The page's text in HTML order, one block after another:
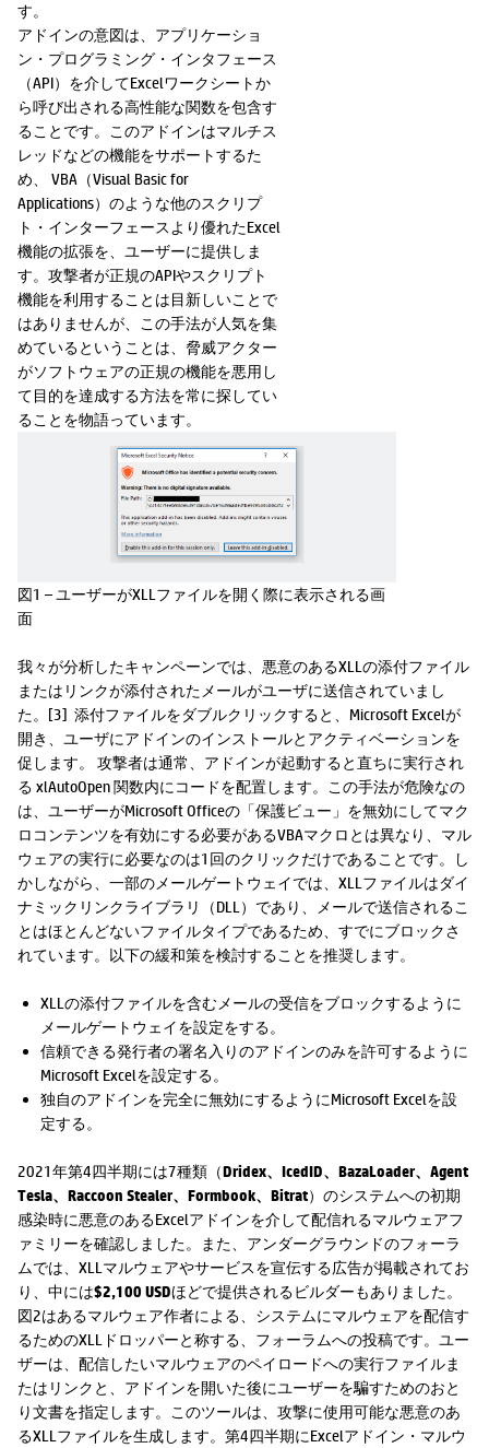
す。
アドインの意図は、アプリケーショ
ン・プログラミング・インタフェース
（API）を介してExcelワークシートか
ら呼び出される高性能な関数を包含す
ることです。このアドインはマルチス
レッドなどの機能をサポートするた
め、 VBA（Visual Basic for
Applications）のような他のスクリプ
ト・インターフェースより優れたExcel
機能の拡張を、ユーザーに提供しま
す。攻撃者が正規のAPIやスクリプト
機能を利用することは目新しいことで
はありませんが、この手法が人気を集
めているということは、脅威アクター
がソフトウェアの正規の機能を悪用し
て目的を達成する方法を常に探してい
ることを物語っています。
図1 – ユーザーがXLLファイルを開く際に表示される画
面
我々が分析したキャンペーンでは、悪意のあるXLLの添付ファイル
またはリンクが添付されたメールがユーザに送信されていまし
た。[3] 添付ファイルをダブルクリックすると、Microsoft Excelが
開き、ユーザにアドインのインストールとアクティベーションを
促します。 攻撃者は通常、アドインが起動すると直ちに実行され
る xlAutoOpen 関数内にコードを配置します。この手法が危険なの
は、ユーザーがMicrosoft Officeの「保護ビュー」を無効にしてマク
ロコンテンツを有効にする必要があるVBAマクロとは異なり、マル
ウェアの実行に必要なのは1回のクリックだけであることです。し
かしながら、一部のメールゲートウェイでは、XLLファイルはダイ
ナミックリンクライブラリ（DLL）であり、メールで送信されるこ
とはほとんどないファイルタイプであるため、すでにブロックさ
れています。以下の緩和策を検討することを推奨します。
XLLの添付ファイルを含むメールの受信をブロックするように
メールゲートウェイを設定をする。
信頼できる発行者の署名入りのアドインのみを許可するように
Microsoft Excelを設定する。
独自のアドインを完全に無効にするようにMicrosoft Excelを設
定する。
2021年第4四半期には7種類（Dridex、IcedID、BazaLoader、Agent
Tesla、Raccoon Stealer、Formbook、Bitrat）のシステムへの初期
感染時に悪意のあるExcelアドインを介して配信れるマルウェアフ
ァミリーを確認しました。また、アンダーグラウンドのフォーラ
ムでは、XLLマルウェアやサービスを宣伝する広告が掲載されてお
り、中には$2,100 USDほどで提供されるビルダーもありました。
図2はあるマルウェア作者による、システムにマルウェアを配信す
るためのXLLドロッパーと称する、フォーラムへの投稿です。ユー
ザーは、配信したいマルウェアのペイロードへの実行ファイルま
たはリンクと、アドインを開いた後にユーザーを騙すためのおと
り文書を指定します。このツールは、攻撃に使用可能な悪意のあ
るXLLファイルを生成します。第4四半期にExcelアドイン・マルウ